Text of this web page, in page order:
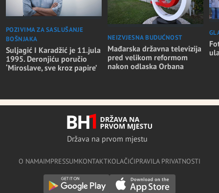
POZIVIMA ZA SASLUŠANJE
BOŠNJAKA
Suljagić I Karadžić je 11.jula
1995. Deronjiću poručio
‘Miroslave, sve kroz papire’
NEIZVJESNA BUDUĆNOST
Mađarska državna televizija
pred velikom reformom
nakon odlaska Orbana
Država na prvom mjestu
O NAMAIMPRESSUMKONTAKTKOLAČIĆIPRAVILA PRIVATNOSTI